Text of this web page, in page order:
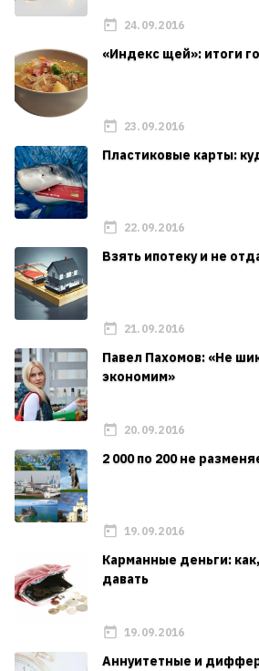
24.09.2016
«Индекс щей»: итоги
23.09.2016
Пластиковые карты:
22.09.2016
Взять ипотеку и не
21.09.2016
Павел Пахомов: «Не
экономим»
20.09.2016
2 000 по 200 не
19.09.2016
Карманные деньги:
давать
19.09.2016
Аннуитетные и